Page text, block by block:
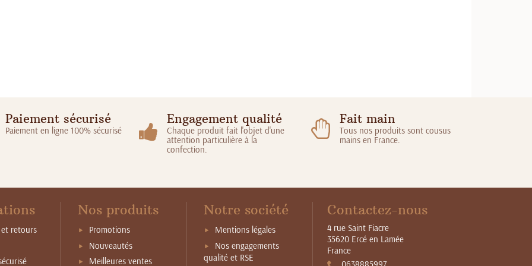
Paiement sécurisé
Paiement en ligne 100% sécurisé
Engagement qualité
Chaque produit fait l'objet d'une
attention particulière à la
confection.
Fait main
Tous nos produits sont cousus
mains en France.
retours
Nos produits
Promotions
Nouveautés
Meilleures ventes
Notre société
Mentions légales
Nos engagements
qualité et RSE
Contactez-nous
4 rue Saint Fiacre
35620 Ercé en Lamée
France